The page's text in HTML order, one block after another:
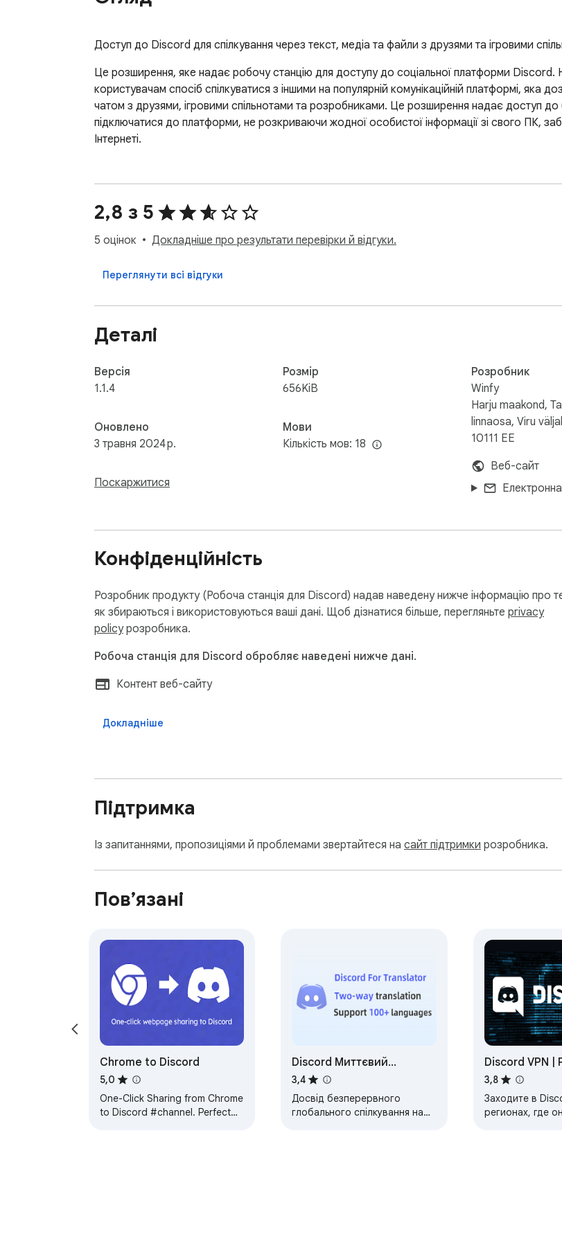
Доступ до Discord для спілкування через текст, медіа та файли з друзями та ігровими
Це розширення, яке надає робочу станцію для доступу до соціальної платформи Discord.
користувачам спосіб спілкуватися з іншими на популярній комунікаційній платформі, яка
чатом з друзями, ігровими спільнотами та розробниками. Це розширення надає доступ до
підключатися до платформи, не розкриваючи жодної особистої інформації зі свого ПК,
Інтернеті.
2,8 з 5
5 оцінок Докладніше про результати перевірки й відгуки.
Переглянути всі відгуки
Деталі
Версія
1.1.4
Оновлено
3 травня 2024 р.
Поскаржитися
Розмір
656KiB
Мови
Кількість мов: 18
Розробник
Winfy
Harju maakond,
linnaosa, Viru
10111 EE
Веб-сайт
Конфіденційність
Розробник продукту (Робоча станція для Discord) надав наведену нижче інформацію про
як збираються і використовуються ваші дані. Щоб дізнатися більше, перегляньте privacy
policyрозробника.
Робоча станція для Discord обробляє наведені нижче дані.
Контент веб-сайту
Докладніше
Підтримка
Із запитаннями, пропозиціями й проблемами звертайтеся на сайт підтримки розробника.
Пов’язані
Chrome to Discord
5,0
One-Click Sharing from Chrome
to Discord #channel. Perfect
Discord Миттєвий
переклад - Двосторонній
перекладач
3,4
Досвід безперервного
глобального спілкування на
Discord VPN |
для браузера
доступ к
3,8
Заходите в
регионах, где он